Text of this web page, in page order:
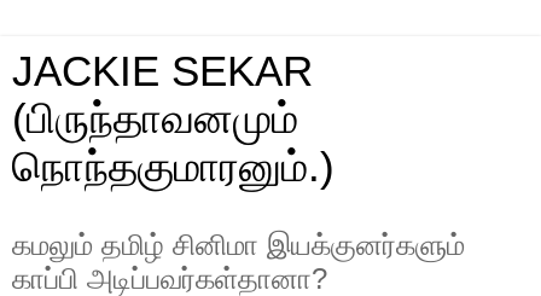
JACKIE SEKAR
(பிருந்தாவனமும்
நொந்தகுமாரனும்.)
கமலும் தமிழ் சினிமா இயக்குனர்களும்
காப்பி அடிப்பவர்கள்தானா?